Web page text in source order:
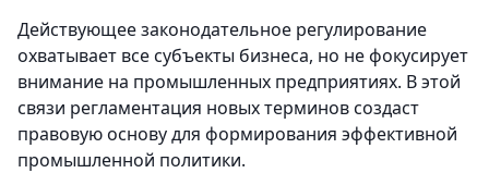
Действующее законодательное регулирование
охватывает все субъекты бизнеса, но не фокусирует
внимание на промышленных предприятиях. В этой
связи регламентация новых терминов создаст
правовую основу для формирования эффективной
промышленной политики.